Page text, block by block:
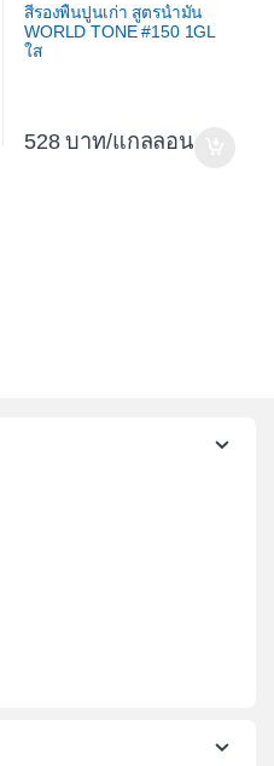
สีรองพื้นปูนเก่า สูตรน้ำมัน
WORLD TONE #150 1GL
ใส
528 /แกลลอน